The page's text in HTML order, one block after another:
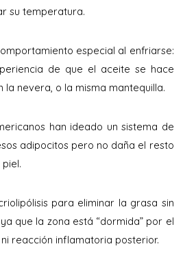
su temperatura.
especial al enfriarse:
de que el aceite se hace
la nevera, o la misma mantequilla.
han ideado un sistema de
adipocitos pero no daña el resto
para eliminar la grasa sin
que la zona está “dormida” por el
reacción inflamatoria posterior.